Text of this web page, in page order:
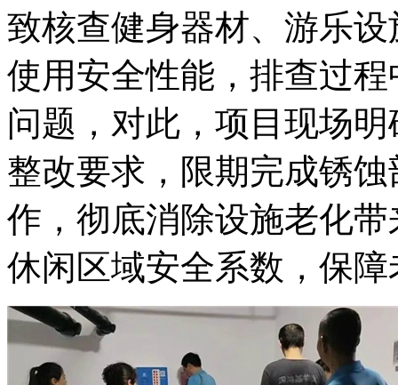
致核查健身器材、游乐
使用安全性能，排查过
问题，对此，项目现场
整改要求，限期完成锈
作，彻底消除设施老化
休闲区域安全系数，保